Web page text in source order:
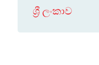
ශ්‍රී ලංකාව